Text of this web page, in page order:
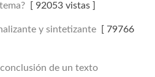
[ 92053 vistas ]
y sintetizante[ 79766
de un texto